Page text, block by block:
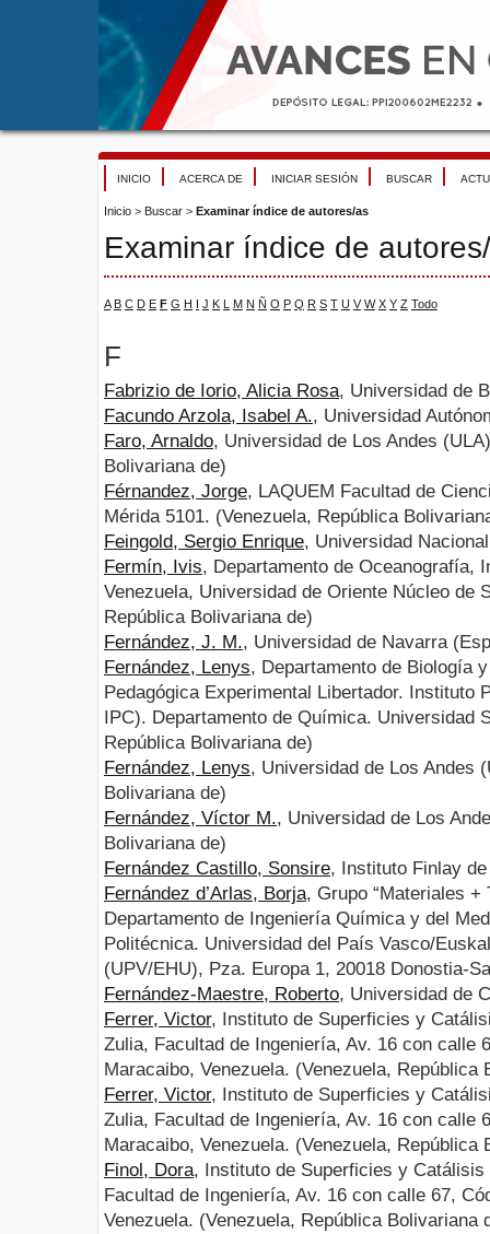
INICIO ACERCA DE INICIAR SESIÓN BUSCAR
Inicio > Buscar > Examinar índice de autores/as
Examinar índice de
A B C D E F G H I J K L M N Ñ O P Q R S T U V W X Y Z Todo
F
Fabrizio de Iorio, Alicia Rosa, Universidad de
Facundo Arzola, Isabel A., Universidad
Faro, Arnaldo, Universidad de Los Andes
Bolivariana de)
Férnandez, Jorge, LAQUEM Facultad de
Mérida 5101. (Venezuela, República
Feingold, Sergio Enrique, Universidad
Fermín, Ivis, Departamento de Oceanografía,
Venezuela, Universidad de Oriente Núcleo de
República Bolivariana de)
Fernández, J. M., Universidad de Navarra
Fernández, Lenys, Departamento de Biología
Pedagógica Experimental Libertador. Instituto
IPC). Departamento de Química. Universidad
República Bolivariana de)
Fernández, Lenys, Universidad de Los Andes
Bolivariana de)
Fernández, Víctor M., Universidad de Los
Bolivariana de)
Fernández Castillo, Sonsire, Instituto Finlay
Fernández d’Arlas, Borja, Grupo “Materiales +
Departamento de Ingeniería Química y del
Politécnica. Universidad del País Vasco/
(UPV/EHU), Pza. Europa 1, 20018 Donostia-
Fernández-Maestre, Roberto, Universidad de
Ferrer, Victor, Instituto de Superficies y
Zulia, Facultad de Ingeniería, Av. 16 con calle
Maracaibo, Venezuela. (Venezuela, República
Ferrer, Victor, Instituto de Superficies y
Zulia, Facultad de Ingeniería, Av. 16 con calle
Maracaibo, Venezuela. (Venezuela, República
Finol, Dora, Instituto de Superficies y
Facultad de Ingeniería, Av. 16 con calle 67,
Venezuela. (Venezuela, República Bolivariana